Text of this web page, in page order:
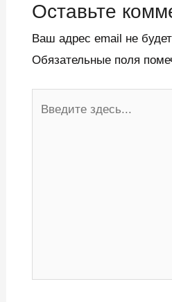
Оставьте
Ваш адрес email не
Обязательные поля